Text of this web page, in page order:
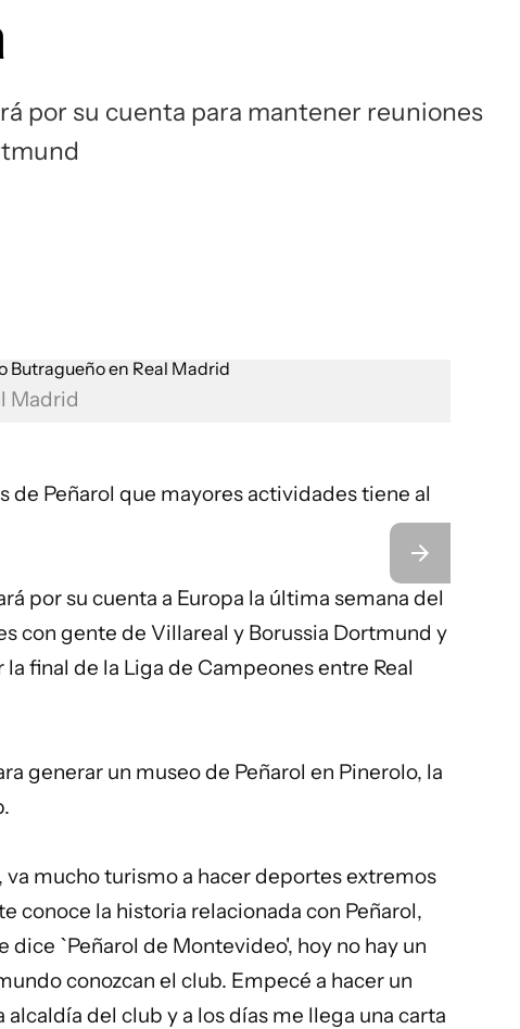
por su cuenta para mantener reuniones
Madrid
de Peñarol que mayores actividades tiene al
por su cuenta a Europa la última semana del
con gente de Villareal y Borussia Dortmund y
final de la Liga de Campeones entre Real
generar un museo de Peñarol en Pinerolo, la
va mucho turismo a hacer deportes extremos
conoce la historia relacionada con Peñarol,
dice `Peñarol de Montevideo', hoy no hay un
conozcan el club. Empecé a hacer un
del club y a los días me llega una carta